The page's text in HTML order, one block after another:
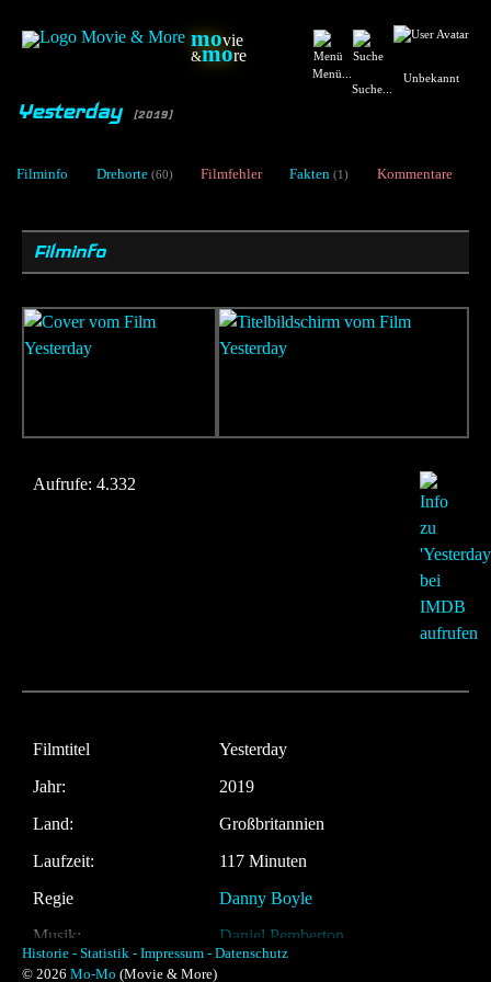
movie
&more
Menü...
Suche...
Unbekannt
Yesterday [2019]
Filminfo Drehorte (60) Filmfehler Fakten (1) Kommentare
Filminfo
Aufrufe: 4.332
Filmtitel
Yesterday
Jahr:
2019
Land:
Großbritannien
Laufzeit:
117 Minuten
Regie
Danny Boyle
Musik:
Daniel Pemberton
Historie - Statistik - Impressum - Datenschutz
© 2026 Mo-Mo (Movie & More)